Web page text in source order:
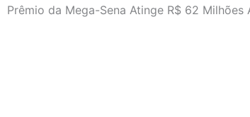
Prêmio da Mega-Sena Atinge R$ 62 Milhões